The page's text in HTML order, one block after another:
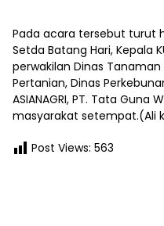
Pada acara tersebut turut
Setda Batang Hari, Kepala
perwakilan Dinas
Pertanian, Dinas
ASIANAGRI, PT. Tata Guna
masyarakat setempat.(Ali
Post Views: 563